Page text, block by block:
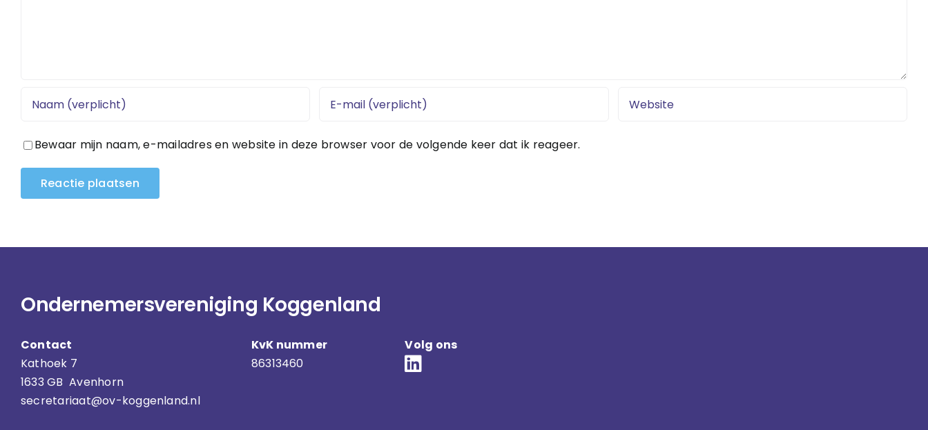
Bewaar mijn naam, e-mailadres en website in deze browser voor de volgende keer dat ik reageer.
Ondernemersvereniging Koggenland
Contact
Kathoek 7
1633 GB Avenhorn
secretariaat@ov-koggenland.nl
KvK nummer
86313460
Volg ons